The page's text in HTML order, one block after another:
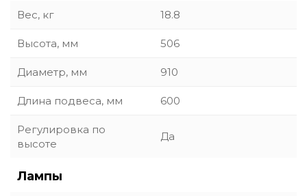
Вес, кг 18.8
Высота, мм 506
Диаметр, мм 910
Длина подвеса, мм 600
Регулировка по
высоте
Да
Лампы